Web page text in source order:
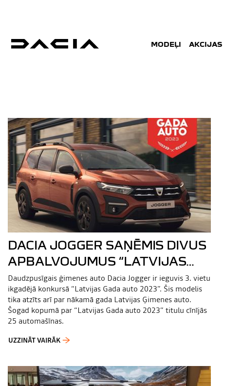
MODEĻI AKCIJAS
DACIA JOGGER SAŅĒMIS DIVUS
APBALVOJUMUS “LATVIJAS
GADA AUTO 2023” KONKURSĀ
Daudzpusīgais ģimenes auto Dacia Jogger ir ieguvis 3. vietu
ikgadējā konkursā “Latvijas Gada auto 2023”. Šis modelis
tika atzīts arī par nākamā gada Latvijas Ģimenes auto.
Šogad kopumā par “Latvijas Gada auto 2023” titulu cīnījās
25 automašīnas.
UZZINĀT VAIRĀK